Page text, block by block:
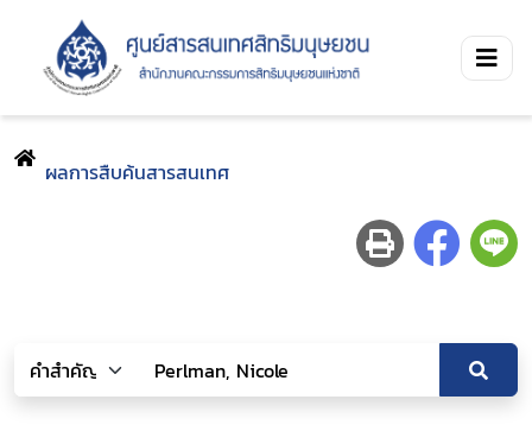
ผลการสืบค้นสารสนเทศ